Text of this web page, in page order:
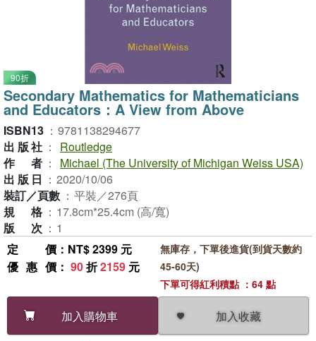
90折
Secondary Mathematics for Mathematicians
and Educators：A View from Above
ISBN13 ： 9781138294677
出版社 ：
Routledge
作者 ：
Michael (The University of Michigan Weiss USA)
出版日 ： 2020/10/06
裝訂／頁數 ： 平裝／276頁
規格 ： 17.8cm*25.4cm (高/寬)
版次 ： 1
定價 ：NT$ 2399 元
優惠價 ： 90折2159 元
加入購物車 加入收藏
無庫存，下單後進貨(到貨天數約
45-60天)
下單可得紅利積點 ：64 點